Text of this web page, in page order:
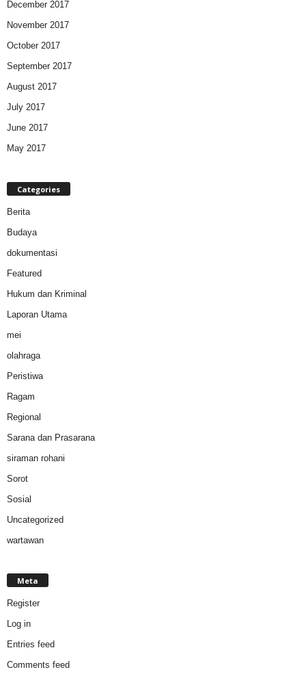
December 2017
November 2017
October 2017
September 2017
August 2017
July 2017
June 2017
May 2017
Categories
Berita
Budaya
dokumentasi
Featured
Hukum dan Kriminal
Laporan Utama
mei
olahraga
Peristiwa
Ragam
Regional
Sarana dan Prasarana
siraman rohani
Sorot
Sosial
Uncategorized
wartawan
Meta
Register
Log in
Entries feed
Comments feed